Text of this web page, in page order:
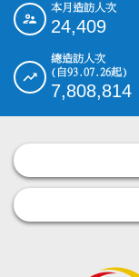
::: 本月造訪人次
24,409
總造訪人次
(自93.07.26起)
7,808,814